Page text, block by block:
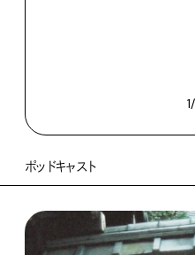
ポッドキャスト